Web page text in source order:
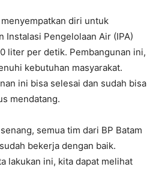
diri untuk
Instalasi Pengelolaan Air (IPA)
liter per detik. Pembangunan ini,
kebutuhan masyarakat.
ini bisa selesai dan sudah bisa
mendatang.
semua tim dari BP Batam
bekerja dengan baik.
lakukan ini, kita dapat melihat